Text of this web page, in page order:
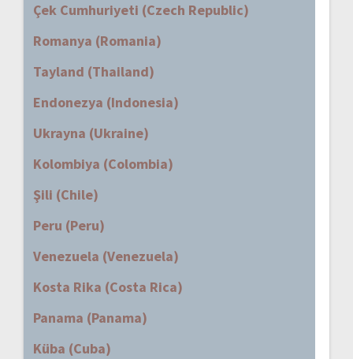
Çek Cumhuriyeti (Czech Republic)
Romanya (Romania)
Tayland (Thailand)
Endonezya (Indonesia)
Ukrayna (Ukraine)
Kolombiya (Colombia)
Şili (Chile)
Peru (Peru)
Venezuela (Venezuela)
Kosta Rika (Costa Rica)
Panama (Panama)
Küba (Cuba)